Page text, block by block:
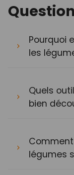
Pourquoi
les
Quels
bien
légumes